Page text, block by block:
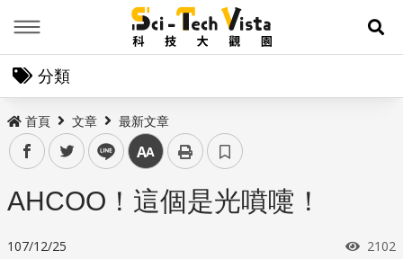
展
分類
首頁 文章 最新文章
facebooktwitter line 中
AHCOO！這個是光噴嚏！
107/12/25 瀏覽
2102